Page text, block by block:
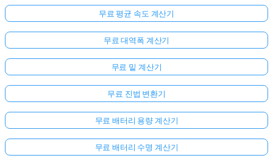
무료 평균 속도 계산기
무료 대역폭 계산기
무료 밑 계산기
무료 진법 변환기
무료 배터리 용량 계산기
무료 배터리 수명 계산기